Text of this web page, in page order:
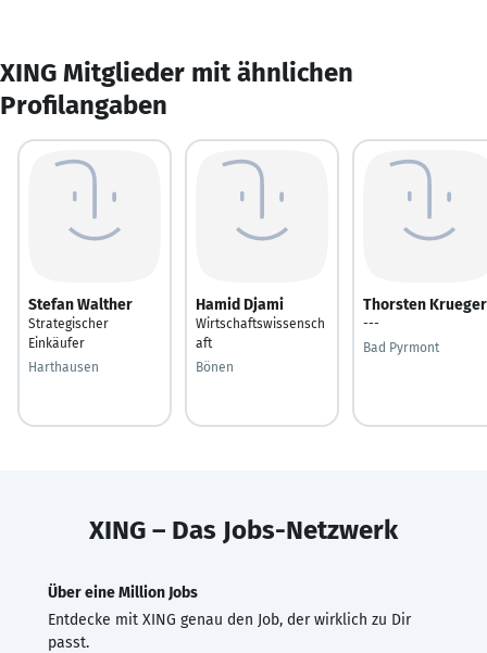
XING Mitglieder mit ähnlichen
Profilangaben
Stefan Walther
Strategischer
Einkäufer
Harthausen
Hamid Djami
Wirtschaftswissensch
aft
Bönen
Thorsten Krueger
---
Bad Pyrmont
XING – Das Jobs-Netzwerk
Über eine Million Jobs
Entdecke mit XING genau den Job, der wirklich zu Dir
passt.